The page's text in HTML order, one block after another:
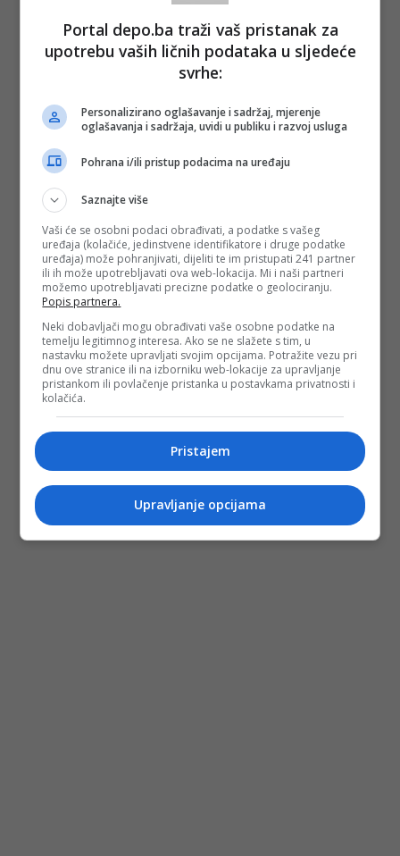
Doktorice Alma Suljić i Azra Spahić tragično su nastradale
prelazu, naletio pijani i drogirani vozač bez položenog
vozačkog ispita.
PODIJELI NA
Depo.ba
Portal depo.ba traži vaš pristanak za
upotrebu vaših ličnih podataka u sljedeće
svrhe:
Personalizirano oglašavanje i sadržaj, mjerenje
oglašavanja i sadržaja, uvidi u publiku i razvoj usluga
Pohrana i/ili pristup podacima na uređaju
Saznajte više
Vaši će se osobni podaci obrađivati, a podatke s vašeg
uređaja (kolačiće, jedinstvene identifikatore i druge podatke
uređaja) može pohranjivati, dijeliti te im pristupati 241 partner
ili ih može upotrebljavati ova web-lokacija. Mi i naši partneri
možemo upotrebljavati precizne podatke o geolociranju.
Popis partnera.
Neki dobavljači mogu obrađivati vaše osobne podatke na
temelju legitimnog interesa. Ako se ne slažete s tim, u
nastavku možete upravljati svojim opcijama. Potražite vezu pri
dnu ove stranice ili na izborniku web-lokacije za upravljanje
pristankom ili povlačenje pristanka u postavkama privatnosti i
kolačića.
Pristajem
Upravljanje opcijama